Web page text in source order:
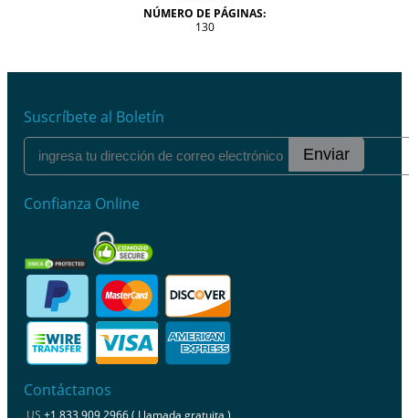
NÚMERO DE PÁGINAS:
130
Suscríbete al Boletín
Enviar
Confianza Online
Contáctanos
US +1 833 909 2966 ( Llamada gratuita )